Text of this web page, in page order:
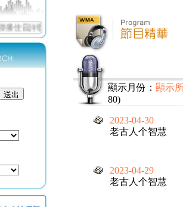
顯示月份： 顯示
80)
2023-04-30
老古人个智慧
2023-04-29
老古人个智慧